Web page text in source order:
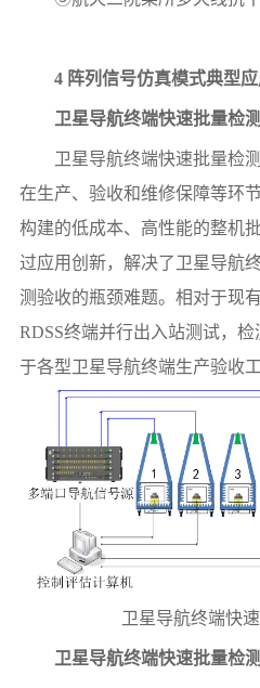
4 阵列信号仿真模式典型应
卫星导航终端快速批量检
卫星导航终端快速批量检
在生产、验收和维修保障等环
构建的低成本、高性能的整机
过应用创新，解决了卫星导航
测验收的瓶颈难题。相对于现
RDSS终端并行出入站测试，
于各型卫星导航终端生产验收
卫星导航终端快
卫星导航终端快速批量检